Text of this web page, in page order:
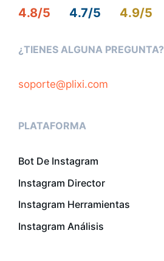
4.8/5 4.7/5 4.9/5
¿TIENES ALGUNA PREGUNTA?
soporte@plixi.com
PLATAFORMA
Bot De Instagram
Instagram Director
Instagram Herramientas
Instagram Análisis